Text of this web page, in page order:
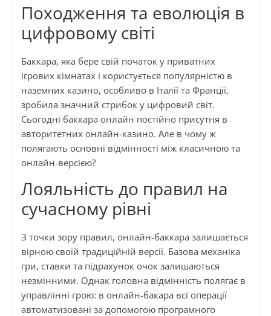
Походження та еволюція в
цифровому світі
Баккара, яка бере свій початок у приватних
ігрових кімнатах і користується популярністю в
наземних казино, особливо в Італії та Франції,
зробила значний стрибок у цифровий світ.
Сьогодні баккара онлайн постійно присутня в
авторитетних онлайн-казино. Але в чому ж
полягають основні відмінності між класичною та
онлайн-версією?
Лояльність до правил на
сучасному рівні
З точки зору правил, онлайн-баккара залишається
вірною своїй традиційній версії. Базова механіка
гри, ставки та підрахунок очок залишаються
незмінними. Однак головна відмінність полягає в
управлінні грою: в онлайн-бакара всі операції
автоматизовані за допомогою програмного